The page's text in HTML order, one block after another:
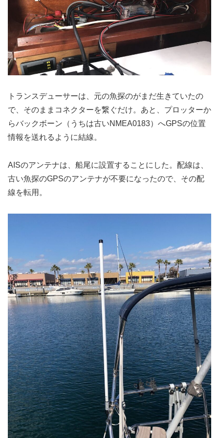
トランスデューサーは、元の魚探のがまだ生きていたの
で、そのままコネクターを繋ぐだけ。あと、プロッターか
らバックボーン（うちは古いNMEA0183）へGPSの位置
情報を送れるように結線。
AISのアンテナは、船尾に設置することにした。配線は、
古い魚探のGPSのアンテナが不要になったので、その配
線を転用。